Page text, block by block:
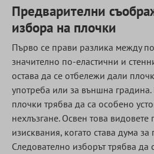
Предварителни
избора на плочки
Първо се прави разлика между
значително по-еластични и
остава да се отбележи дали
употреба или за външна
плочки трябва да са особено
нехлъзгане. Освен това
изисквания, когато става дума
Следователно изборът трябва да